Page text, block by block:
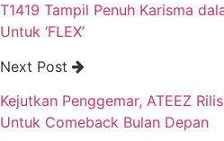
T1419 Tampil Penuh Karisma
Untuk ‘FLEX’
Next Post
Kejutkan Penggemar, ATEEZ
Untuk Comeback Bulan Depan